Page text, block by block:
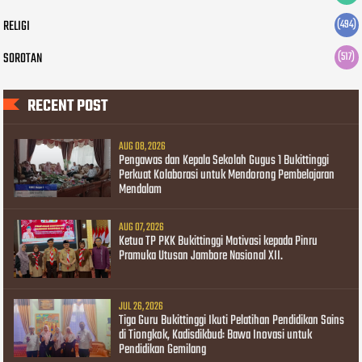
RELIGI (494)
SOROTAN (517)
RECENT POST
AUG 08, 2026
Pengawas dan Kepala Sekolah Gugus 1 Bukittinggi
Perkuat Kolaborasi untuk Mendorong Pembelajaran
Mendalam
AUG 07, 2026
Ketua TP PKK Bukittinggi Motivasi kepada Pinru
Pramuka Utusan Jambore Nasional XII.
JUL 26, 2026
Tiga Guru Bukittinggi Ikuti Pelatihan Pendidikan Sains
di Tiongkok, Kadisdikbud: Bawa Inovasi untuk
Pendidikan Gemilang